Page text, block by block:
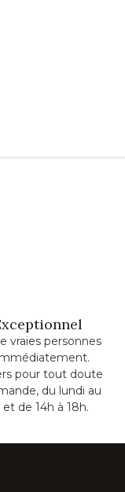
vraies personnes
pour tout doute
du lundi au
de 14h à 18h.